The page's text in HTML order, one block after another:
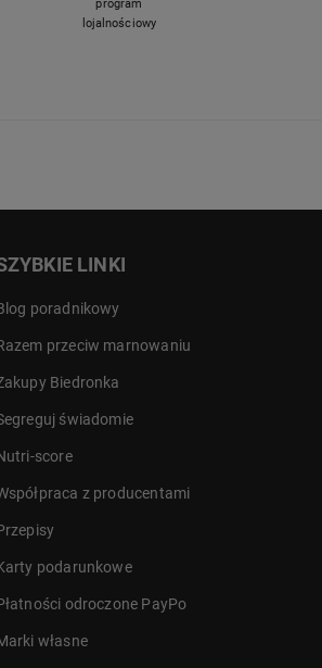
program
lojalnościowy
LINKI
poradnikowy
przeciw marnowaniu
Biedronka
świadomie
score
z producentami
podarunkowe
odroczone PayPo
własne